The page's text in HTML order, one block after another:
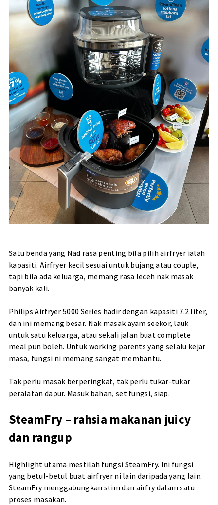
Satu benda yang Nad rasa penting bila pilih airfryer ialah
kapasiti. Airfryer kecil sesuai untuk bujang atau couple,
tapi bila ada keluarga, memang rasa leceh nak masak
banyak kali.
Philips Airfryer 5000 Series hadir dengan kapasiti 7.2 liter,
dan ini memang besar. Nak masak ayam seekor, lauk
untuk satu keluarga, atau sekali jalan buat complete
meal pun boleh. Untuk working parents yang selalu kejar
masa, fungsi ni memang sangat membantu.
Tak perlu masak berperingkat, tak perlu tukar-tukar
peralatan dapur. Masuk bahan, set fungsi, siap.
SteamFry – rahsia makanan juicy
dan rangup
Highlight utama mestilah fungsi SteamFry. Ini fungsi
yang betul-betul buat airfryer ni lain daripada yang lain.
SteamFry menggabungkan stim dan airfry dalam satu
proses masakan.